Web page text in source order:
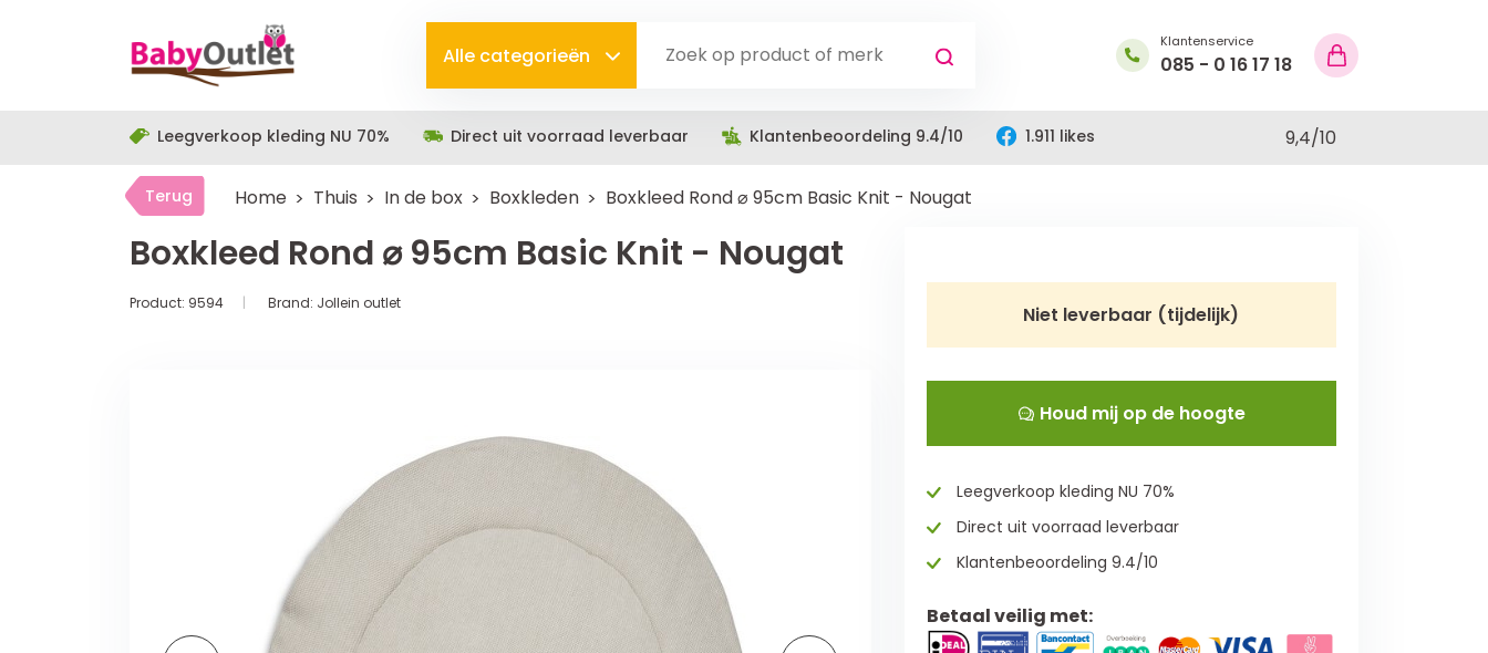
Alle categorieën
Klantenservice
085 - 0 16 17 18
Leegverkoop kleding NU 70% Direct uit voorraad leverbaar Klantenbeoordeling 9.4/10 1.911 likes 9,4/10
Terug Home Thuis In de box Boxkleden Boxkleed Rond ⌀ 95cm Basic Knit - Nougat
Boxkleed Rond ⌀ 95cm Basic Knit - Nougat
Product: 9594 Brand: Jollein outlet Niet leverbaar (tijdelijk)
Houd mij op de hoogte
Leegverkoop kleding NU 70%
Direct uit voorraad leverbaar
Klantenbeoordeling 9.4/10
Betaal veilig met: